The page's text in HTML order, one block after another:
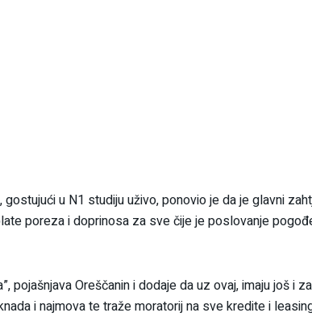
u N1 studiju uživo, ponovio je da je glavni
poreza i doprinosa za sve čije je poslovanje
pojašnjava Oreščanin i dodaje da uz ovaj, imaju još i
i najmova te traže moratorij na sve kredite i